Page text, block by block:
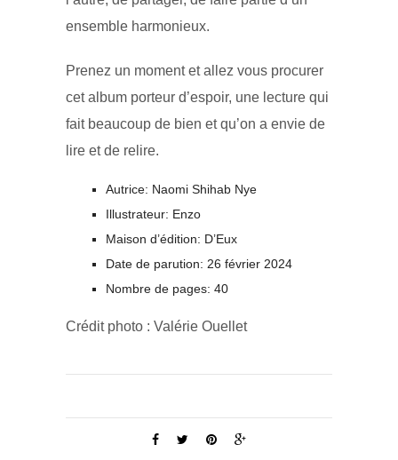
ensemble harmonieux.
Prenez un moment et allez vous procurer
cet album porteur d’espoir, une lecture qui
fait beaucoup de bien et qu’on a envie de
lire et de relire.
Autrice: Naomi Shihab Nye
Illustrateur: Enzo
Maison d’édition: D’Eux
Date de parution: 26 février 2024
Nombre de pages: 40
Crédit photo : Valérie Ouellet